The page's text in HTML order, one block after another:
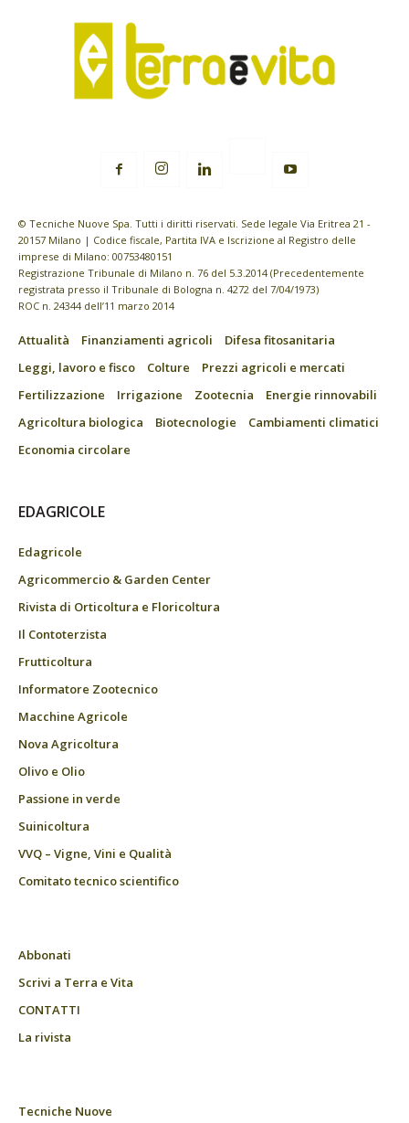
© Tecniche Nuove Spa. Tutti i diritti riservati. Sede legale Via Eritrea 21 -
20157 Milano | Codice fiscale, Partita IVA e Iscrizione al Registro delle
imprese di Milano: 00753480151
Registrazione Tribunale di Milano n. 76 del 5.3.2014 (Precedentemente
registrata presso il Tribunale di Bologna n. 4272 del 7/04/1973)
ROC n. 24344 dell’11 marzo 2014
Attualità Finanziamenti agricoli
Difesa fitosanitaria
Leggi, lavoro e fisco
Colture
Prezzi agricoli e mercati
Fertilizzazione
Irrigazione Zootecnia
Energie rinnovabili
Agricoltura biologica
Biotecnologie
Cambiamenti climatici
Economia circolare
EDAGRICOLE
Edagricole
Agricommercio & Garden Center
Rivista di Orticoltura e Floricoltura
Il Contoterzista
Frutticoltura
Informatore Zootecnico
Macchine Agricole
Nova Agricoltura
Olivo e Olio
Passione in verde
Suinicoltura
VVQ – Vigne, Vini e Qualità
Comitato tecnico scientifico
Abbonati
Scrivi a Terra e Vita
CONTATTI
La rivista
Tecniche Nuove